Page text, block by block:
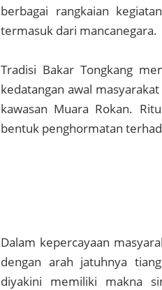
berbagai rangkaian
termasuk dari mancanegara.
Tradisi Bakar Tongkang
kedatangan awal
kawasan Muara Rokan.
bentuk penghormatan
Dalam kepercayaan
dengan arah jatuhnya
diyakini memiliki makna